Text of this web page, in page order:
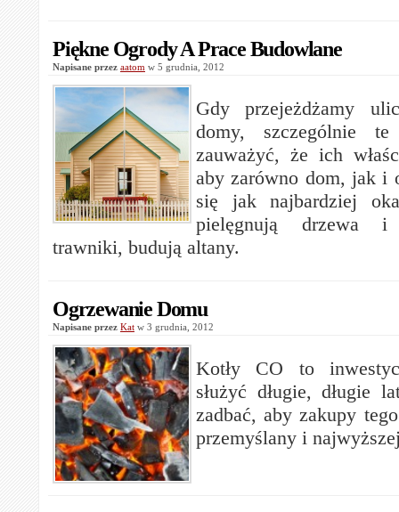
Piękne Ogrody A Prace Budowlane
Napisane przez aatom w 5 grudnia, 2012
Gdy przejeżdżamy
domy, szczególnie
zauważyć, że ich
aby zarówno dom, jak i
się jak najbardziej
pielęgnują drzewa
trawniki, budują altany.
Ogrzewanie Domu
Napisane przez Kat w 3 grudnia, 2012
Kotły CO to
służyć długie, długie
zadbać, aby zakupy
przemyślany i